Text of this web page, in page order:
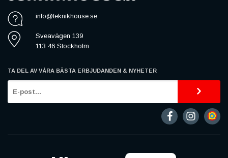
info@teknikhouse.se
Sveavägen 139
113 46 Stockholm
TA DEL AV VÅRA BÄSTA ERBJUDANDEN & NYHETER